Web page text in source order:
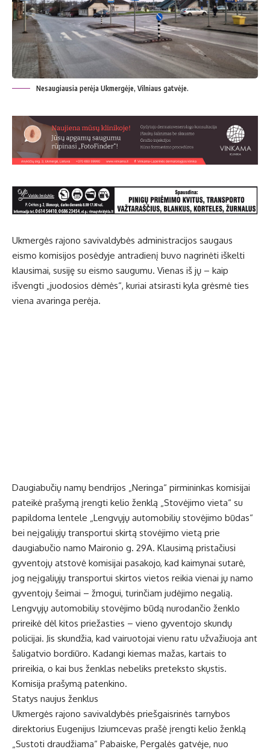
Nesaugiausia perėja Ukmergėje, Vilniaus gatvėje.
Ukmergės rajono savivaldybės administracijos saugaus
eismo komisijos posėdyje antradienį buvo nagrinėti iškelti
klausimai, susiję su eismo saugumu. Vienas iš jų – kaip
išvengti „juodosios dėmės“, kuriai atsirasti kyla grėsmė ties
viena avaringa perėja.
Daugiabučių namų bendrijos „Neringa“ pirmininkas komisijai
pateikė prašymą įrengti kelio ženklą „Stovėjimo vieta“ su
papildoma lentele „Lengvųjų automobilių stovėjimo būdas“
bei neįgaliųjų transportui skirtą stovėjimo vietą prie
daugiabučio namo Maironio g. 29A. Klausimą pristačiusi
gyventojų atstovė komisijai pasakojo, kad kaimynai sutarė,
jog neįgaliųjų transportui skirtos vietos reikia vienai jų namo
gyventojų šeimai – žmogui, turinčiam judėjimo negalią.
Lengvųjų automobilių stovėjimo būdą nurodančio ženklo
prireikė dėl kitos priežasties – vieno gyventojo skundų
policijai. Jis skundžia, kad vairuotojai vienu ratu užvažiuoja ant
šaligatvio bordiūro. Kadangi kiemas mažas, kartais to
prireikia, o kai bus ženklas nebeliks preteksto skųstis.
Komisija prašymą patenkino.
Statys naujus ženklus
Ukmergės rajono savivaldybės priešgaisrinės tarnybos
direktorius Eugenijus Iziumcevas prašė įrengti kelio ženklą
„Sustoti draudžiama“ Pabaiske, Pergalės gatvėje, nuo